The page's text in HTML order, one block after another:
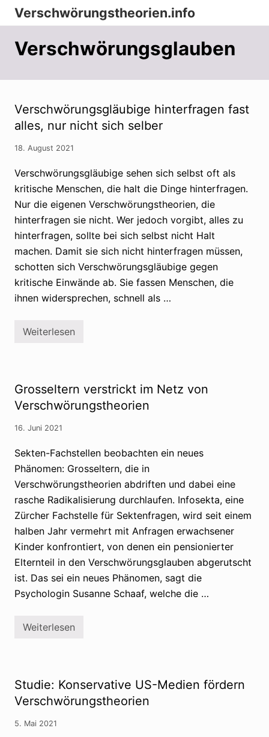
Menu
Zur
Hauptnavigation
springen
Zum
Inhalt
springen
Zur
Seitenspalte
springen
Verschwörungstheorien.info
zu
und
Risiken
konspirationistischen
Denkens
Verschwörungsglauben
Verschwörungsgläubige hinterfragen fast
alles, nur nicht sich selber
18. August 2021
Verschwörungsgläubige sehen sich selbst oft als
kritische Menschen, die halt die Dinge hinterfragen.
Nur die eigenen Verschwörungstheorien, die
hinterfragen sie nicht. Wer jedoch vorgibt, alles zu
hinterfragen, sollte bei sich selbst nicht Halt
machen. Damit sie sich nicht hinterfragen müssen,
schotten sich Verschwörungsgläubige gegen
kritische Einwände ab. Sie fassen Menschen, die
ihnen widersprechen, schnell als …
V
w
ö
r
u
n
s
g
l
ä
u
b
g
e
h
i
n
t
e
f
g
e
t
a
l
e
s
Weiterlesen
Grosseltern verstrickt im Netz von
Verschwörungstheorien
16. Juni 2021
Sekten-Fachstellen beobachten ein neues
Phänomen: Grosseltern, die in
Verschwörungstheorien abdriften und dabei eine
rasche Radikalisierung durchlaufen. Infosekta, eine
Zürcher Fachstelle für Sektenfragen, wird seit einem
halben Jahr vermehrt mit Anfragen erwachsener
Kinder konfrontiert, von denen ein pensionierter
Elternteil in den Verschwörungsglauben abgerutscht
ist. Das sei ein neues Phänomen, sagt die
Psychologin Susanne Schaaf, welche die …
G
l
t
e
r
n
Weiterlesen
Studie: Konservative US-Medien fördern
Verschwörungstheorien
5. Mai 2021